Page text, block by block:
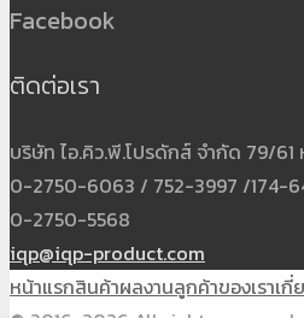
Facebook
ติดต่อเรา
บริษัท ไอ.คิว.พี.โปรดักส์ จำกัด 79/
0-2750-6063 / 752-3997 /174-
0-2750-5568
iqp@iqp-product.com
หน้าแรกสินค้าผลงานลูกค้าของเราเกี่